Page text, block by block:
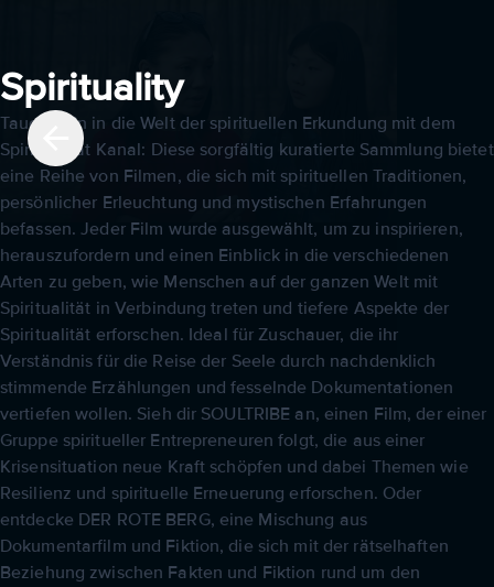
Spirituality
Tauche ein in die Welt der spirituellen Erkundung mit dem
Spiritualität Kanal: Diese sorgfältig kuratierte Sammlung bietet
eine Reihe von Filmen, die sich mit spirituellen Traditionen,
persönlicher Erleuchtung und mystischen Erfahrungen
befassen. Jeder Film wurde ausgewählt, um zu inspirieren,
herauszufordern und einen Einblick in die verschiedenen
Arten zu geben, wie Menschen auf der ganzen Welt mit
Spiritualität in Verbindung treten und tiefere Aspekte der
Spiritualität erforschen. Ideal für Zuschauer, die ihr
Verständnis für die Reise der Seele durch nachdenklich
stimmende Erzählungen und fesselnde Dokumentationen
vertiefen wollen. Sieh dir SOULTRIBE an, einen Film, der einer
Gruppe spiritueller Entrepreneuren folgt, die aus einer
Krisensituation neue Kraft schöpfen und dabei Themen wie
Resilienz und spirituelle Erneuerung erforschen. Oder
entdecke DER ROTE BERG, eine Mischung aus
Dokumentarfilm und Fiktion, die sich mit der rätselhaften
Beziehung zwischen Fakten und Fiktion rund um den